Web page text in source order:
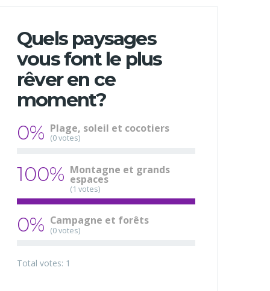
Quels paysages
vous font le plus
rêver en ce
moment?
0% Plage, soleil et cocotiers
(0 votes)
100% Montagne et grands
espaces
(1 votes)
0% Campagne et forêts
(0 votes)
Total votes: 1